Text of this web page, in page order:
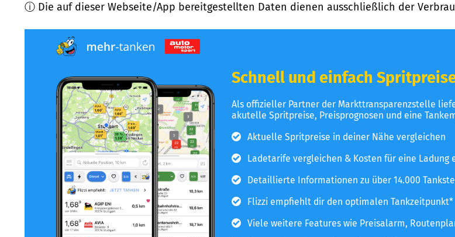
ⓘ Die auf dieser Webseite/App bereitgestellten Daten dienen ausschließlich der
Schnell und einfach
Als offizieller Partner der Markttransparenzstelle
akutelle Spritpreise, Preisprognosen und eine
Aktuelle Spritpreise in deiner Nähe vergleichen
Ladetarife vergleichen & Kosten für eine Ladung
Detaillierte Informationen zu über 14.000
Flizzi empfiehlt dir den optimalen Tankzeitpunkt*
Viele weitere Features wie Preisalarm,